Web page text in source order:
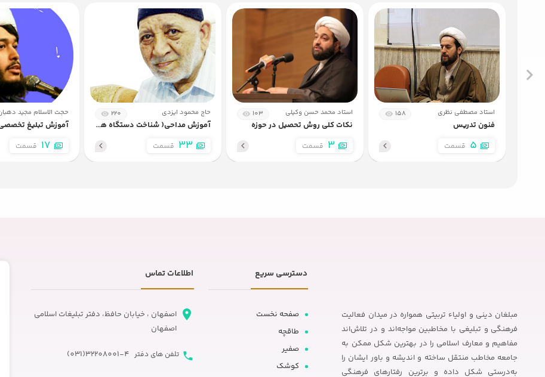
استاد مصطفی نظری 158
فنون تدریس
5 قسمت
استاد محمد حسن وکیلی 103
نکات کلی روش تحصیل در حوزه
3 قسمت
حاج محمود ایزدی 220
آموزش مداحی( شناخت دستگاه های موسیقی)
33 قسمت
حجت الاسلام مجید
آموزش تبلیغ
17 قسمت
مبلغان دینی و اولیاء تربیتی همواره در میدان فعالیت
فرهنگی و تبلیغی با مخاطبین مواجه‌اند و در تلاش‌اند
مفاهیم و معارف اسلامی را در بهترین شکل ممکن به
جامعه مخاطب منتقل ساخته و اندیشه و باور ایشان را
به‌درستی شکل داده و برترین رفتارهای فرهنگی
دسترسی سریع
صفحه نخست
طاقچه
صفیر
کوشک
اطلاعات تماس
اصفهان ، خیابان حافظ، دفتر تبلیغات اسلامی
اصفهان
تلفن های دفتر 32208001-4(031)